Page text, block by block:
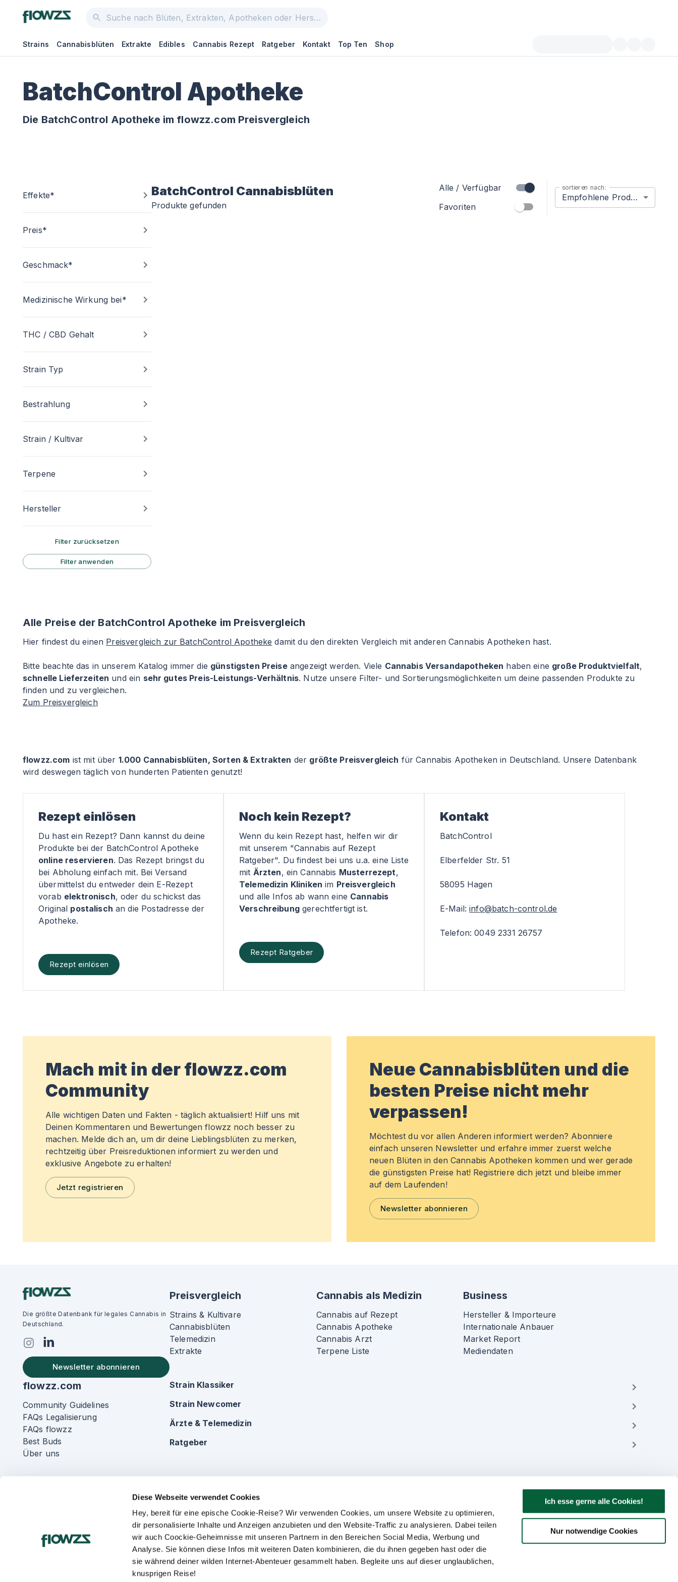
Diese Webseite verwendet Cookies
Hey, bereit für eine epische Cookie-Reise? Wir verwenden Cookies, um unsere Website zu optimieren,
dir personalisierte Inhalte und Anzeigen anzubieten und den Website-Traffic zu analysieren. Dabei teilen
wir auch Coockie-Geheimnisse mit unseren Partnern in den Bereichen Social Media, Werbung und
Analyse. Sie können diese Infos mit weiteren Daten kombinieren, die du ihnen gegeben hast oder die
sie während deiner wilden Internet-Abenteuer gesammelt haben. Begleite uns auf dieser unglaublichen,
knusprigen Reise!
Ich esse gerne alle Cookies!
Nur notwendige Cookies
Strains Cannabisblüten Extrakte Edibles Cannabis Rezept Ratgeber Kontakt Top Ten Shop
BatchControl Apotheke
Die BatchControl Apotheke im flowzz.com Preisvergleich
Effekte*
Preis*
Geschmack*
Medizinische Wirkung bei*
THC / CBD Gehalt
Strain Typ
Bestrahlung
Strain / Kultivar
Terpene
Hersteller
Filter zurücksetzen
Filter anwenden
BatchControl Cannabisblüten
Produkte gefunden
Alle / Verfügbar
Favoriten
sortieren nach:
Empfohlene Produkte
Alle Preise der BatchControl Apotheke im Preisvergleich
Hier findest du einen Preisvergleich zur BatchControl Apotheke damit du den direkten Vergleich mit anderen Cannabis Apotheken hast.
Bitte beachte das in unserem Katalog immer die günstigsten Preiseangezeigt werden. Viele Cannabis Versandapotheken haben eine große Produktvielfalt,
schnelle Lieferzeiten und ein sehr gutes Preis-Leistungs-Verhältnis. Nutze unsere Filter- und Sortierungsmöglichkeiten um deine passenden Produkte zu
finden und zu vergleichen.
Zum Preisvergleich
flowzz.com ist mit über 1.000 Cannabisblüten, Sorten & Extrakten der größte Preisvergleich für Cannabis Apotheken in Deutschland. Unsere Datenbank
wird deswegen täglich von hunderten Patienten genutzt!
Rezept einlösen
Du hast ein Rezept? Dann kannst du deine
Produkte bei der BatchControl Apotheke
online reservieren. Das Rezept bringst du
bei Abholung einfach mit. Bei Versand
übermittelst du entweder dein E-Rezept
vorab elektronisch, oder du schickst das
Original postalisch an die Postadresse der
Apotheke.
Rezept einlösen
Noch kein Rezept?
Wenn du kein Rezept hast, helfen wir dir
mit unserem "Cannabis auf Rezept
Ratgeber". Du findest bei uns u.a. eine Liste
mit Ärzten, ein Cannabis Musterrezept,
Telemedizin Kliniken im Preisvergleich
und alle Infos ab wann eine Cannabis
Verschreibunggerechtfertigt ist.
Rezept Ratgeber
Kontakt
BatchControl
Elberfelder Str. 51
58095 Hagen
E-Mail:info@batch-control.de
Telefon: 0049 2331 26757
Mach mit in der flowzz.com
Community
Alle wichtigen Daten und Fakten - täglich aktualisiert! Hilf uns mit
Deinen Kommentaren und Bewertungen flowzz noch besser zu
machen. Melde dich an, um dir deine Lieblingsblüten zu merken,
rechtzeitig über Preisreduktionen informiert zu werden und
exklusive Angebote zu erhalten!
Jetzt registrieren
Neue Cannabisblüten und die
besten Preise nicht mehr
verpassen!
Möchtest du vor allen Anderen informiert werden? Abonniere
einfach unseren Newsletter und erfahre immer zuerst welche
neuen Blüten in den Cannabis Apotheken kommen und wer gerade
die günstigsten Preise hat! Registriere dich jetzt und bleibe immer
auf dem Laufenden!
Newsletter abonnieren
Die größte Datenbank für legales Cannabis in
Deutschland.
Newsletter abonnieren
Preisvergleich
Strains & Kultivare
Cannabisblüten
Telemedizin
Extrakte
Cannabis als Medizin
Cannabis auf Rezept
Cannabis Apotheke
Cannabis Arzt
Terpene Liste
Business
Hersteller & Importeure
Internationale Anbauer
Market Report
Mediendaten
flowzz.com
Community Guidelines
FAQs Legalisierung
FAQs flowzz
Best Buds
Über uns
Strain Klassiker
Strain Newcomer
Ärzte & Telemedizin
Ratgeber